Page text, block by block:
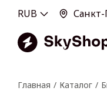
RUB
Главная Каталог